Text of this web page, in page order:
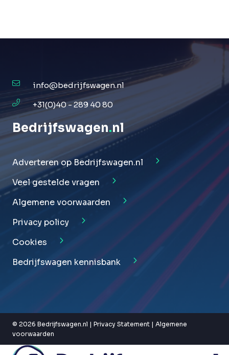
info@bedrijfswagen.nl
+31(0)40 - 289 40 80
Bedrijfswagen.nl
Adverteren op Bedrijfswagen.nl
Veel gestelde vragen
Algemene voorwaarden
Privacy policy
Cookies
Bedrijfswagen kennisbank
© 2026 Bedrijfswagen.nl | Privacy Statement | Algemene
voorwaarden